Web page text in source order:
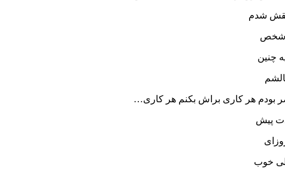
شدم
شخص
چنین
هر کاری براش بکنم هر کاری…
پیش